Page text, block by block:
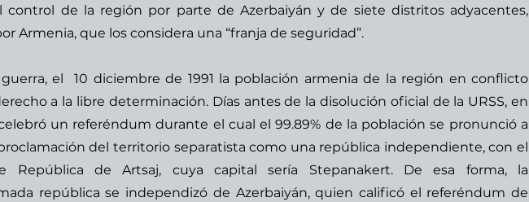
control de la región por parte de Azerbaiyán y de siete distritos adyacentes,
Armenia, que los considera una “franja de seguridad”.
el  10 diciembre de 1991 la población armenia de la región en conflicto
a la libre determinación. Días antes de la disolución oficial de la URSS, en
un referéndum durante el cual el 99.89% de la población se pronunció a
del territorio separatista como una república independiente, con el
República de Artsaj, cuya capital sería Stepanakert. De esa forma, la
república se independizó de Azerbaiyán, quien calificó el referéndum de